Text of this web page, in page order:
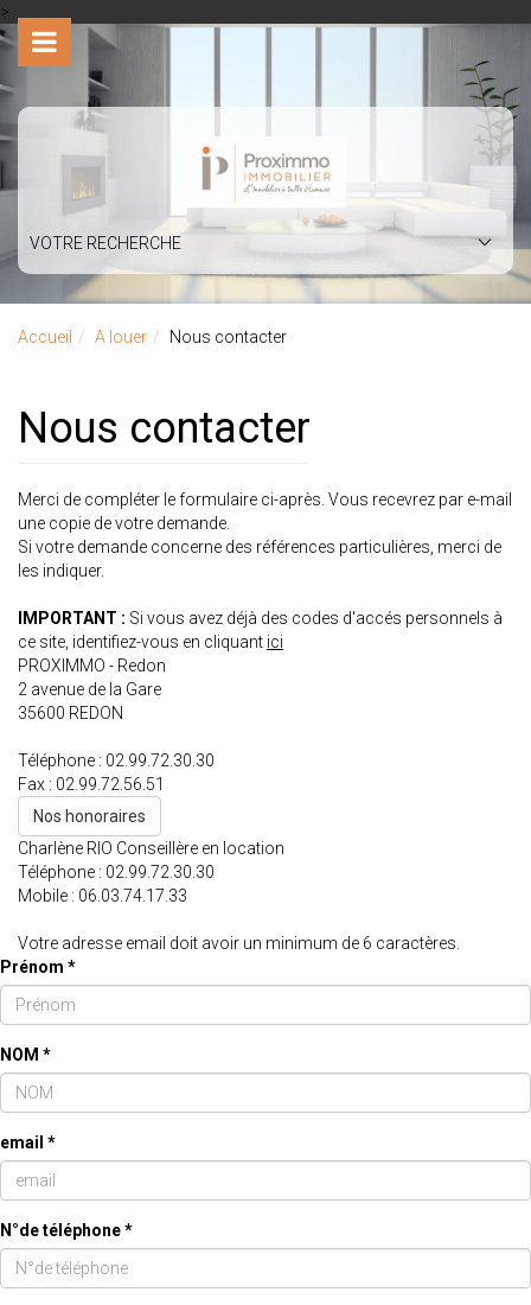
>
VOTRE RECHERCHE
Accueil A louer Nous contacter
Nous contacter
Merci de compléter le formulaire ci-après. Vous recevrez par e-mail
une copie de votre demande.
Si votre demande concerne des références particulières, merci de
les indiquer.
IMPORTANT : Si vous avez déjà des codes d'accés personnels à
ce site, identifiez-vous en cliquant ici
PROXIMMO - Redon
2 avenue de la Gare
35600 REDON
Téléphone : 02.99.72.30.30
Fax : 02.99.72.56.51
Nos honoraires
Charlène RIO Conseillère en location
Téléphone : 02.99.72.30.30
Mobile : 06.03.74.17.33
Votre adresse email doit avoir un minimum de 6 caractères.
Prénom *
NOM *
email *
N°de téléphone *